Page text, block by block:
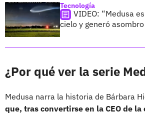
Tecnología
VIDEO: “Medusa
cielo y generó
¿Por qué ver la serie
Medusa narra la historia de Bárbara
que, tras convertirse en la CEO de